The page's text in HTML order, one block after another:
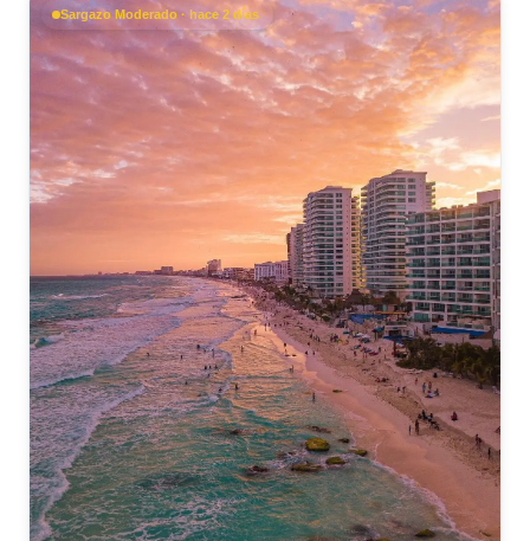
Sargazo Moderado · hace 2 días